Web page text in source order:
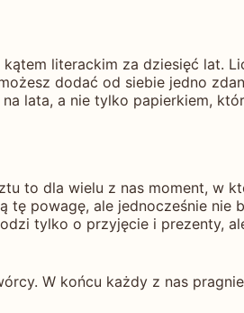
literackim za dziesięć lat.
dodać od siebie jedno
lata, a nie tylko papierkiem,
to dla wielu z nas moment, w
powagę, ale jednocześnie nie
tylko o przyjęcie i prezenty,
W końcu każdy z nas